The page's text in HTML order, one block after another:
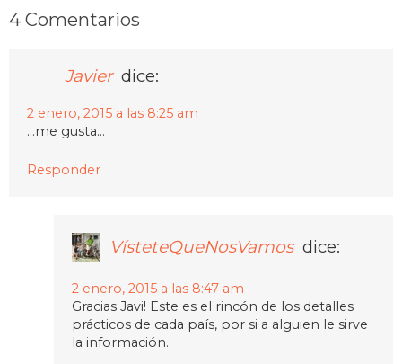
4 Comentarios
Javier dice:
2 enero, 2015 a las 8:25 am
…me gusta…
Responder
VísteteQueNosVamos dice:
2 enero, 2015 a las 8:47 am
Gracias Javi! Este es el rincón de los detalles
prácticos de cada país, por si a alguien le sirve
la información.